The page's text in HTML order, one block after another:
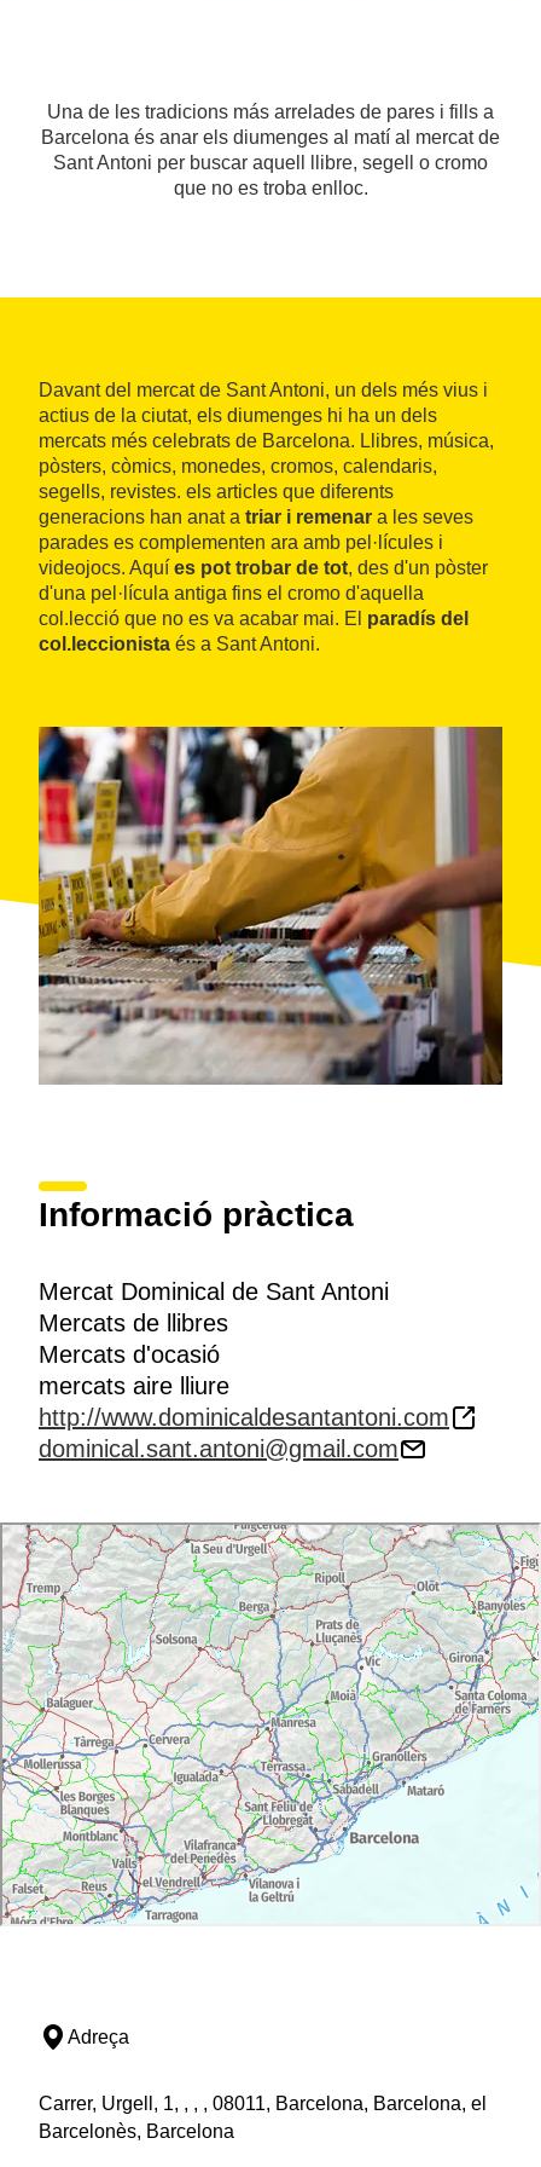
Una de les tradicions más arrelades de pares i fills a
Barcelona és anar els diumenges al matí al mercat de
Sant Antoni per buscar aquell llibre, segell o cromo
que no es troba enlloc.
Davant del mercat de Sant Antoni, un dels més vius i
actius de la ciutat, els diumenges hi ha un dels
mercats més celebrats de Barcelona. Llibres, música,
pòsters, còmics, monedes, cromos, calendaris,
segells, revistes. els articles que diferents
generacions han anat a triar i remenar a les seves
parades es complementen ara amb pel·lícules i
videojocs. Aquí es pot trobar de tot, des d'un pòster
d'una pel·lícula antiga fins el cromo d'aquella
col.lecció que no es va acabar mai. El paradís del
col.leccionista és a Sant Antoni.
Informació pràctica
Mercat Dominical de Sant Antoni
Mercats de llibres
Mercats d'ocasió
mercats aire lliure
http://www.dominicaldesantantoni.com
dominical.sant.antoni@gmail.com
Adreça
Carrer, Urgell, 1, , , , 08011, Barcelona, Barcelona, el
Barcelonès, Barcelona